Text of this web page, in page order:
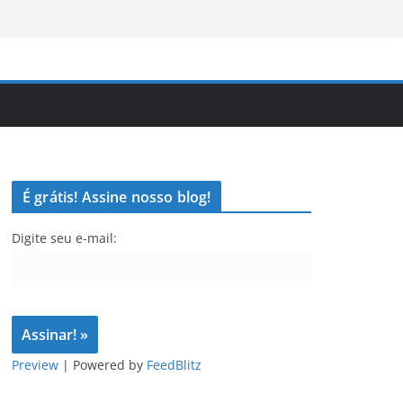
É grátis! Assine nosso blog!
Digite seu e-mail:
Preview | Powered by FeedBlitz